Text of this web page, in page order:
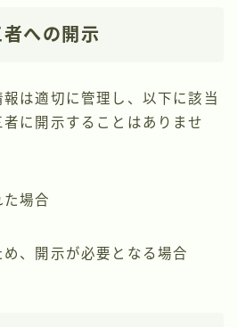
への開示
は適切に管理し、以下に該当
に開示することはありませ
た場合
め、開示が必要となる場合